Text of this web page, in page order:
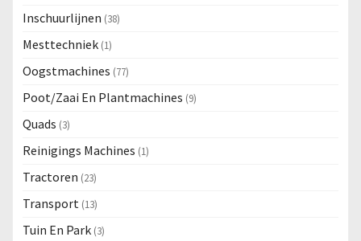
Inschuurlijnen (38)
Mesttechniek (1)
Oogstmachines (77)
Poot/Zaai En Plantmachines (9)
Quads (3)
Reinigings Machines (1)
Tractoren (23)
Transport (13)
Tuin En Park (3)